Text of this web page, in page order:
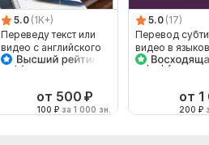
5.0 (1K+)
Переведу текст или
видео с английского
на русский и
от 500 ₽
100 ₽ за 1 000 зн.
5.0 (17)
Перевод
видео в
паре русский-
от
200 ₽